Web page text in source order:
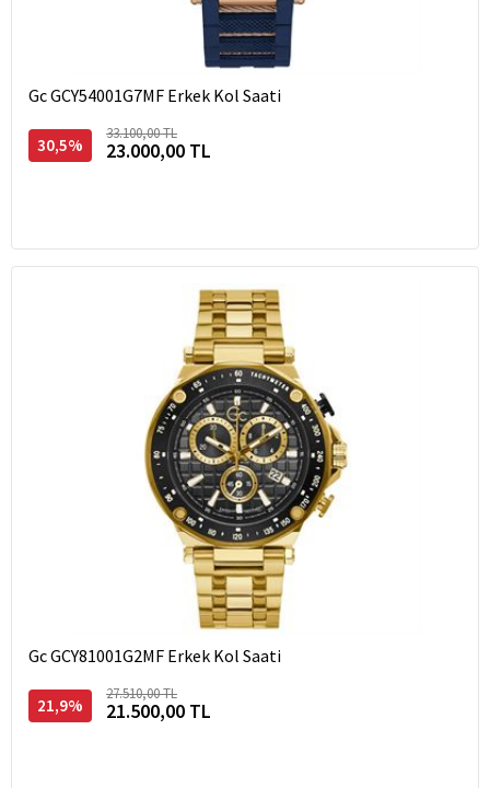
Gc GCY54001G7MF Erkek Kol Saati
30,5%
33.100,00 TL
23.000,00 TL
Gc GCY81001G2MF Erkek Kol Saati
21,9%
27.510,00 TL
21.500,00 TL